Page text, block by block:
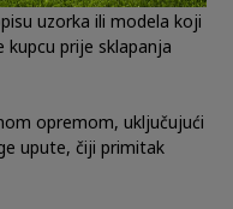
uzorka ili modela koji
prije sklapanja
opremom, uključujući
upute, čiji primitak